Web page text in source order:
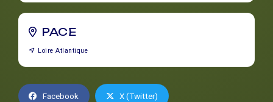
PACE
Loire Atlantique
Facebook X (Twitter)